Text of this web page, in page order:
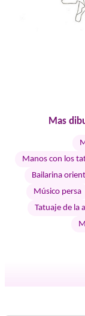
Mas
Manos con los
Bailarina
Músico persa
Tatuaje de la